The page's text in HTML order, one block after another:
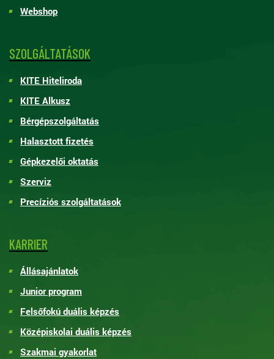
Webshop
SZOLGÁLTATÁSOK
KITE Hiteliroda
KITE Alkusz
Bérgépszolgáltatás
Halasztott fizetés
Gépkezelői oktatás
Szerviz
Precíziós szolgáltatások
KARRIER
Állásajánlatok
Junior program
Felsőfokú duális képzés
Középiskolai duális képzés
Szakmai gyakorlat